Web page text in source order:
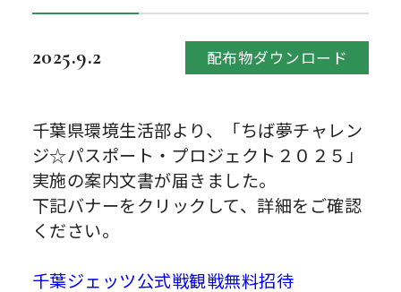
2025.9.2 配布物ダウンロード
千葉県環境生活部より、「ちば夢チャレン
ジ☆パスポート・プロジェクト２０２５」
実施の案内文書が届きました。
下記バナーをクリックして、詳細をご確認
ください。
千葉ジェッツ公式戦観戦無料招待